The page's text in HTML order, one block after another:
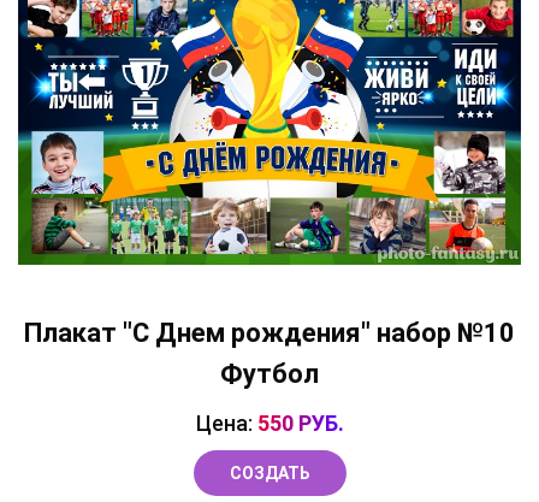
Плакат "С Днем рождения" набор №10
Футбол
Цена: 550 РУБ.
СОЗДАТЬ